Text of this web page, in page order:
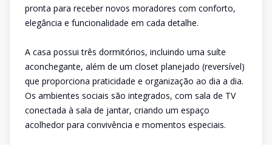
pronta para receber novos moradores com conforto,
elegância e funcionalidade em cada detalhe.
A casa possui três dormitórios, incluindo uma suíte
aconchegante, além de um closet planejado (reversível)
que proporciona praticidade e organização ao dia a dia.
Os ambientes sociais são integrados, com sala de TV
conectada à sala de jantar, criando um espaço
acolhedor para convivência e momentos especiais.